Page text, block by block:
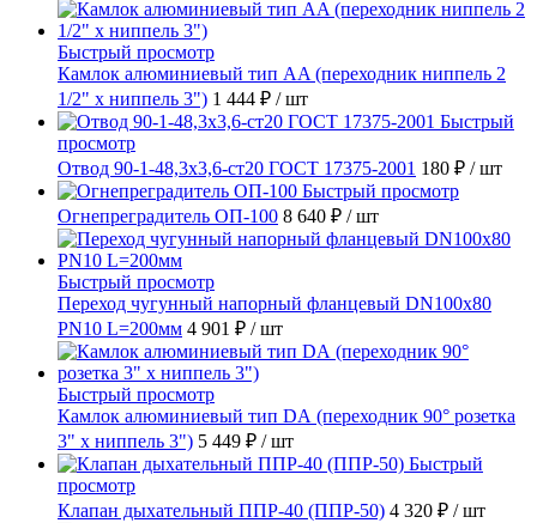
Быстрый просмотр
Камлок алюминиевый тип AA (переходник ниппель 2
1/2" х ниппель 3") 1 444 ₽ / шт
Быстрый
просмотр
Отвод 90-1-48,3х3,6-ст20 ГОСТ 17375-2001 180 ₽ / шт
Быстрый просмотр
Огнепреградитель ОП-100 8 640 ₽ / шт
Быстрый просмотр
Переход чугунный напорный фланцевый DN100х80
PN10 L=200мм 4 901 ₽ / шт
Быстрый просмотр
Камлок алюминиевый тип DА (переходник 90° розетка
3" х ниппель 3") 5 449 ₽ / шт
Быстрый
просмотр
Клапан дыхательный ППР-40 (ППР-50) 4 320 ₽ / шт